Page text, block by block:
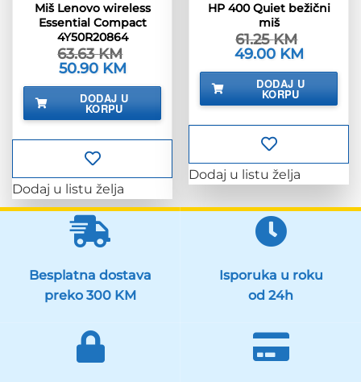
Miš Lenovo wireless
Essential Compact
4Y50R20864
63.63KM
Izvorna
cijena
bila
63.63 KM.
50.90 KM
je:
50.90 KM.
DODAJ U
KORPU
Dodaj u listu želja
HP 400 Quiet bežični
miš
61.25KM
Izvorna
cijena
bila
61.25 KM.
49.00 KM
je:
49.00 KM.
DODAJ U
KORPU
Dodaj u listu želja
Besplatna dostava
preko 300 KM
Isporuka u roku
od 24h